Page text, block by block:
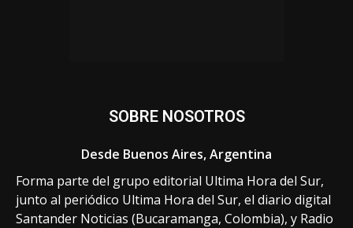
SOBRE NOSOTROS
Desde Buenos Aires, Argentina
Forma parte del grupo editorial Ultima Hora del Sur,
junto al periódico Ultima Hora del Sur, el diario digital
Santander Noticias (Bucaramanga, Colombia), y Radio